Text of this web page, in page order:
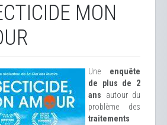
MON
Une enquête
de plus de 2
ans autour du
problème des
traitements